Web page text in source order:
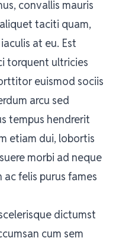
convallis mauris
taciti quam,
at eu. Est
torquent ultricies
euismod sociis
arcu sed
tempus hendrerit
etiam dui, lobortis
morbi ad neque
ac felis purus fames
dictumst
cum sem